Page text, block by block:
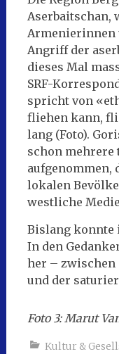
Aserbaitschan,
Armenierinnen
Angriff der
dieses Mal
SRF-
spricht von
fliehen kann,
lang (Foto).
schon mehrere
aufgenommen,
lokalen
westliche
Bislang konnte
In den
her – zwischen
und der
Foto 3: Marut
Kultur &